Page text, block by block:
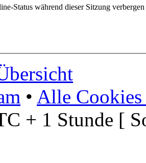
Status während dieser Sitzung verbergen
• Alle Cookies
+ 1 Stunde [